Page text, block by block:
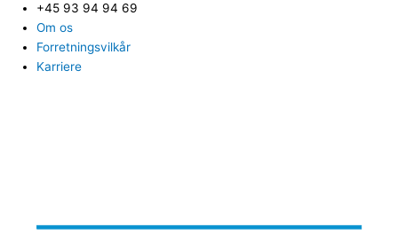
+45 93 94 94 69
Om os
Forretningsvilkår
Karriere